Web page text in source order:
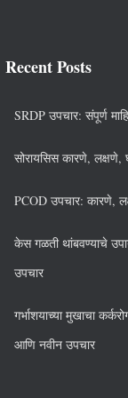
Recent Posts
SRDP उपचार: संपूर्ण
सोरायसिस कारणे,
PCOD उपचार: कारणे,
केस गळती थांबवण्याचे
उपचार
गर्भाशयाच्या मुखाचा
आणि नवीन उपचार